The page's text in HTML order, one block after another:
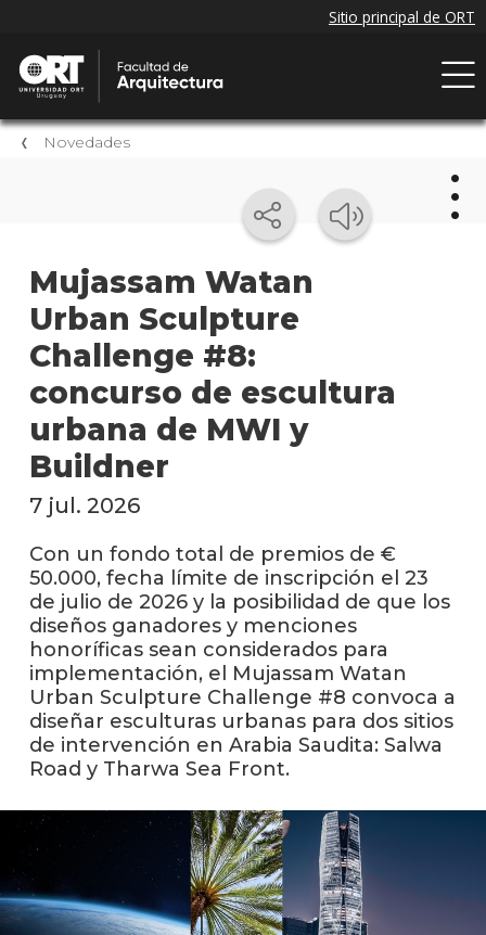
Novedades
Mujassam Watan
Urban Sculpture
Challenge #8:
concurso de escultura
urbana de MWI y
Buildner
y
los
7 jul. 2026
Con un fondo total de premios de €
50.000, fecha límite de inscripción el 23
de julio de 2026 y la posibilidad de que los
diseños ganadores y menciones
honoríficas sean considerados para
implementación, el Mujassam Watan
Urban Sculpture Challenge #8 convoca a
diseñar esculturas urbanas para dos sitios
de intervención en Arabia Saudita: Salwa
Road y Tharwa Sea Front.